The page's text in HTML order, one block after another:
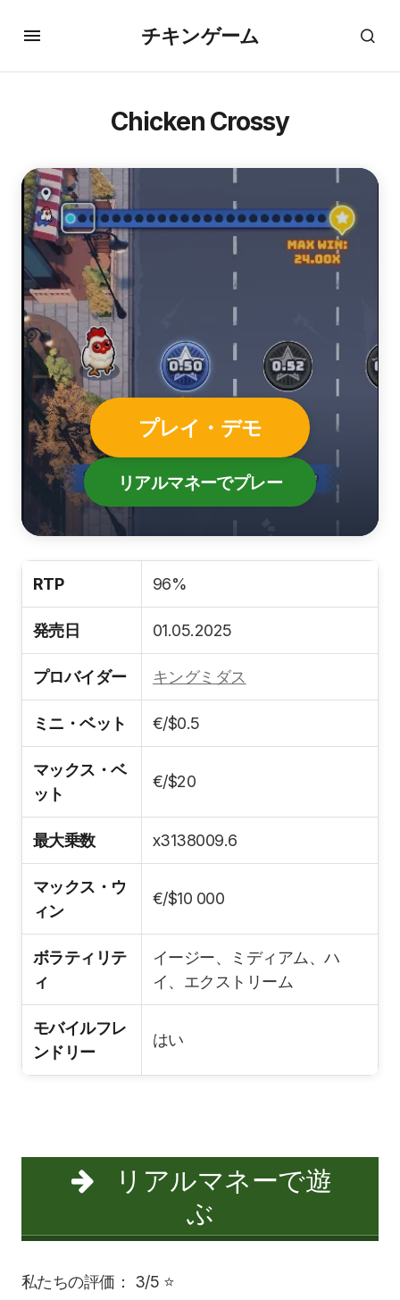
チキンゲーム
Chicken Crossy
プレイ・デモ
リアルマネーでプレー
RTP 96%
発売日 01.05.2025
プロバイダー キングミダス
ミニ・ベット €/$0.5
マックス・ベ
ット
€/$20
最大乗数 x3138009.6
マックス・ウ
ィン
€/$10 000
ボラティリテ
ィ
イージー、ミディアム、ハ
イ、エクストリーム
モバイルフレ
ンドリー
はい
リアルマネーで遊
ぶ
私たちの評価： 3/5 ⭐